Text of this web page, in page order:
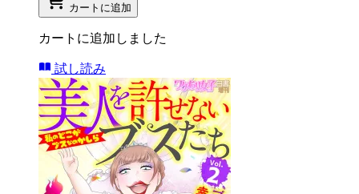
カートに追加
カートに追加しました
試し読み